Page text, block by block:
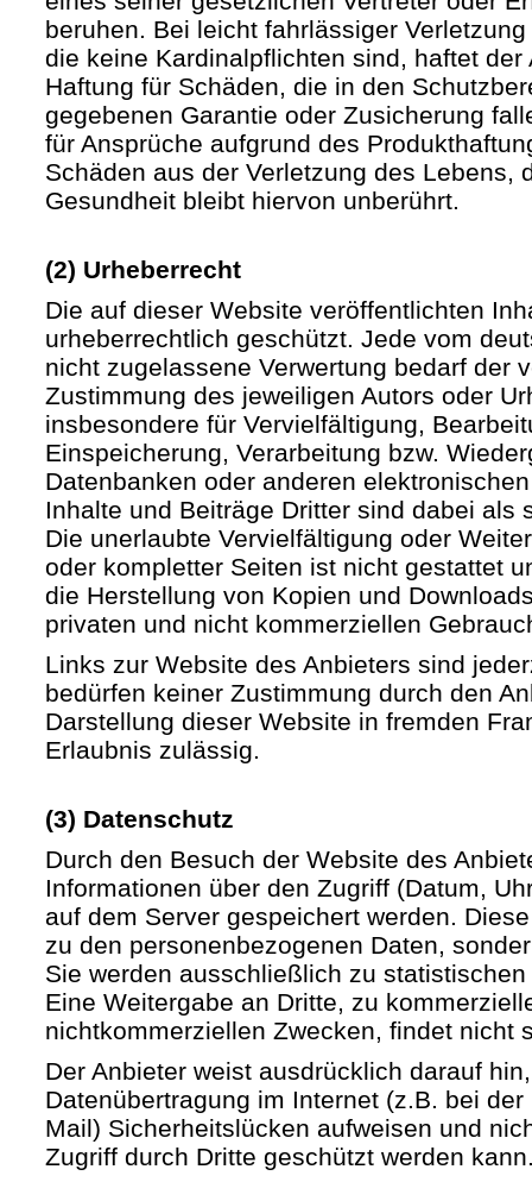
beruhen. Bei leicht fahrlässiger
die keine Kardinalpflichten sind, haftet der
Haftung für Schäden, die in den
gegebenen Garantie oder Zusicherung
für Ansprüche aufgrund des
Schäden aus der Verletzung des Lebens,
Gesundheit bleibt hiervon unberührt.
(2) Urheberrecht
Die auf dieser Website veröffentlichten
urheberrechtlich geschützt. Jede vom
nicht zugelassene Verwertung bedarf der
Zustimmung des jeweiligen Autors oder
insbesondere für Vervielfältigung,
Einspeicherung, Verarbeitung bzw.
Datenbanken oder anderen
Inhalte und Beiträge Dritter sind dabei als
Die unerlaubte Vervielfältigung oder
oder kompletter Seiten ist nicht gestattet
die Herstellung von Kopien und
privaten und nicht kommerziellen
Links zur Website des Anbieters sind
bedürfen keiner Zustimmung durch den
Darstellung dieser Website in fremden
Erlaubnis zulässig.
(3) Datenschutz
Durch den Besuch der Website des
Informationen über den Zugriff (Datum,
auf dem Server gespeichert werden.
zu den personenbezogenen Daten,
Sie werden ausschließlich zu
Eine Weitergabe an Dritte, zu
nichtkommerziellen Zwecken, findet nicht
Der Anbieter weist ausdrücklich darauf
Datenübertragung im Internet (z.B. bei
Mail) Sicherheitslücken aufweisen und
Zugriff durch Dritte geschützt werden